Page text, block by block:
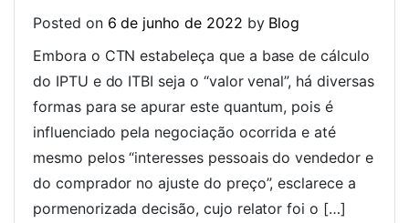
Posted on 6 de junho de 2022 by Blog
Embora o CTN estabeleça que a base de cálculo
do IPTU e do ITBI seja o “valor venal”, há diversas
formas para se apurar este quantum, pois é
influenciado pela negociação ocorrida e até
mesmo pelos “interesses pessoais do vendedor e
do comprador no ajuste do preço”, esclarece a
pormenorizada decisão, cujo relator foi o […]